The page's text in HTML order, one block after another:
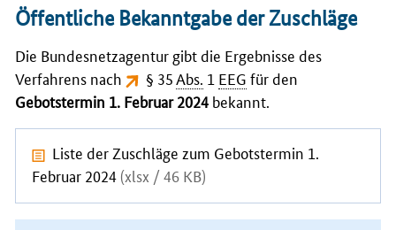
Öffentliche Bekanntgabe der Zuschläge
Die Bundesnetzagentur gibt die Ergebnisse des
Verfahrens nach
§ 35Abs. 1 EEG für den
Gebotstermin 1. Februar 2024 bekannt.
Liste der Zuschläge zum Gebotstermin 1.
Februar 2024 (xlsx / 46 KB)